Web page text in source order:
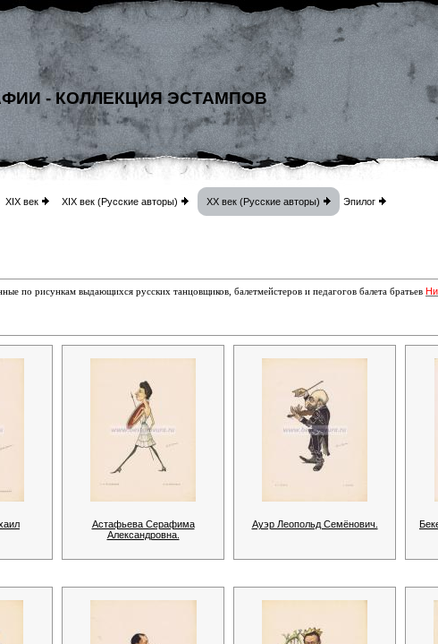
- КОЛЛЕКЦИЯ ЭСТАМПОВ
XIX век XIX век (Русские авторы) XX век (Русские авторы) Эпилог
по рисункам выдающихся русских танцовщиков, балетмейстеров и педагогов балета братьев
Астафьева Серафима
Александровна.
Ауэр Леопольд Семёнович.